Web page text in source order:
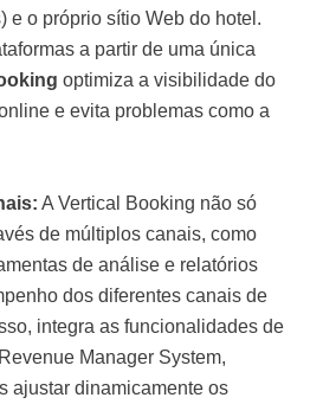
e o próprio sítio Web do hotel.
a partir de uma única
optimiza a visibilidade do
e evita problemas como a
A Vertical Booking não só
de múltiplos canais, como
de análise e relatórios
dos diferentes canais de
integra as funcionalidades de
Manager System,
ajustar dinamicamente os